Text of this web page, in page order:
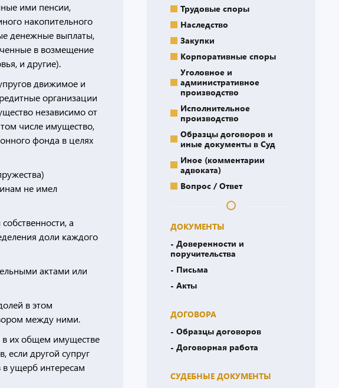
ими пенсии,
накопительного
денежные выплаты,
в возмещение
и другие).
движимое и
организации
независимо от
числе имущество,
фонда в целях
не имел
а
доли каждого
актами или
в этом
между ними.
в их общем имуществе
если другой супруг
ущерб интересам
Трудовые споры
Наследство
Закупки
Корпоративные споры
Уголовное и
административное
производство
Исполнительное
производство
Образцы договоров и
иные документы в Суд
Иное (комментарии
адвоката)
Вопрос / Ответ
ДОКУМЕНТЫ
- Доверенности и
поручительства
- Письма
- Акты
ДОГОВОРА
- Образцы договоров
- Договорная работа
СУДЕБНЫЕ ДОКУМЕНТЫ